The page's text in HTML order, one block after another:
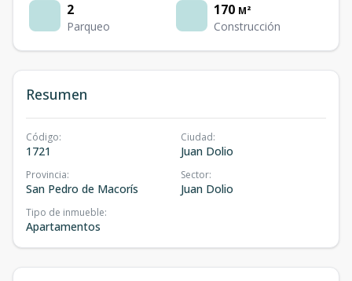
2
Parqueo
170 M²
Construcción
Resumen
Código:
1721
Ciudad:
Juan Dolio
Provincia:
San Pedro de Macorís
Sector:
Juan Dolio
Tipo de inmueble:
Apartamentos